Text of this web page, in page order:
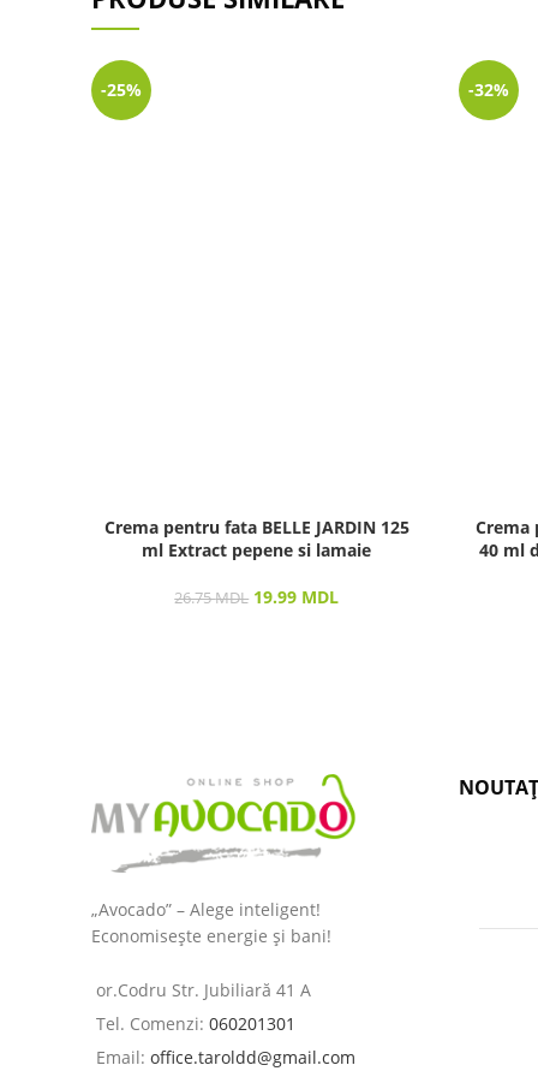
-25%
Crema pentru fata BELLE JARDIN 125
ml Extract pepene si lamaie
26.75MDL 19.99 MDL
-32%
40 ml
„Avocado” – Alege inteligent!
Economisește energie și bani!
or.Codru Str. Jubiliară 41 A
Tel. Comenzi: 060201301
Email: office.taroldd@gmail.com